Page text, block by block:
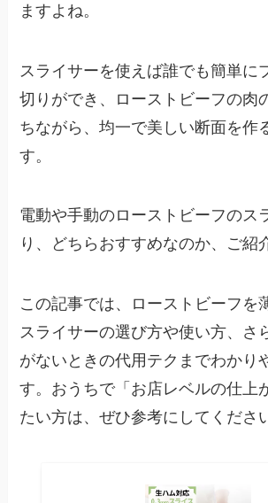
ますよね。
スライサーを使えば誰でも簡単に
切りができ、ローストビーフの肉
ちながら、均一で美しい断面を作
す。
電動や手動のローストビーフのス
り、どちらおすすめなのか、ご紹
この記事では、ローストビーフを
スライサーの選び方や使い方、さ
がないときの代用テクまでわかり
す。おうちで「お店レベルの仕上
たい方は、ぜひ参考にしてくださ